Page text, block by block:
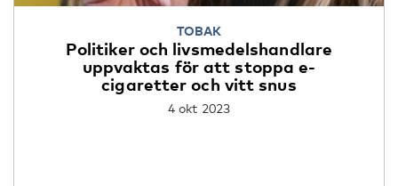
TOBAK
Politiker och livsmedelshandlare
uppvaktas för att stoppa e-
cigaretter och vitt snus
4 okt 2023